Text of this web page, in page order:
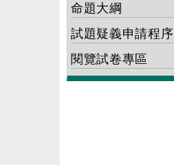
命題大綱
試題疑義申請程序
閱覽試卷專區